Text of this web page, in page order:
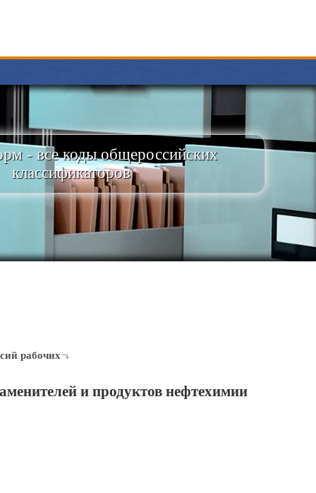
- все коды общероссийских
классификаторов
рабочих
и продуктов нефтехимии